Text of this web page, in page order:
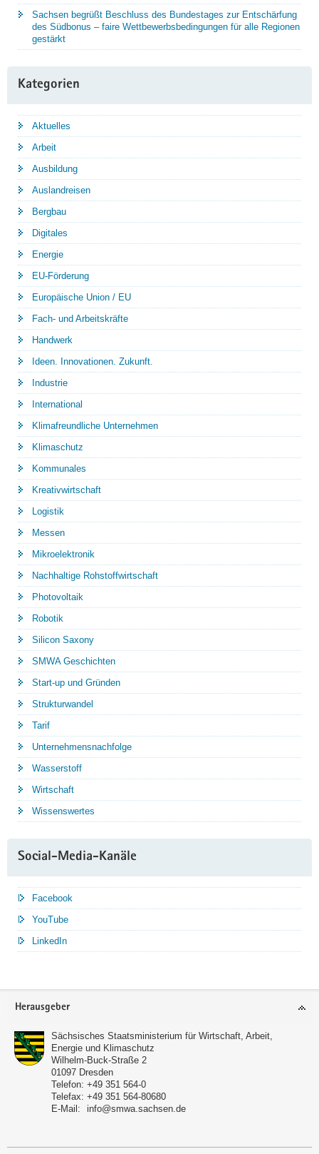
Sachsen begrüßt Beschluss des Bundestages zur Entschärfung
des Südbonus – faire Wettbewerbsbedingungen für alle Regionen
gestärkt
Kategorien
Aktuelles
Arbeit
Ausbildung
Auslandreisen
Bergbau
Digitales
Energie
EU-Förderung
Europäische Union / EU
Fach- und Arbeitskräfte
Handwerk
Ideen. Innovationen. Zukunft.
Industrie
International
Klimafreundliche Unternehmen
Klimaschutz
Kommunales
Kreativwirtschaft
Logistik
Messen
Mikroelektronik
Nachhaltige Rohstoffwirtschaft
Photovoltaik
Robotik
Silicon Saxony
SMWA Geschichten
Start-up und Gründen
Strukturwandel
Tarif
Unternehmensnachfolge
Wasserstoff
Wirtschaft
Wissenswertes
Social-Media-Kanäle
Facebook
YouTube
LinkedIn
Service
Herausgeber
Sächsisches Staatsministerium für Wirtschaft, Arbeit,
Energie und Klimaschutz
Wilhelm-Buck-Straße 2
01097 Dresden
Telefon: +49 351 564-0
Telefax: +49 351 564-80680
E-Mail:
info@smwa.sachsen.de